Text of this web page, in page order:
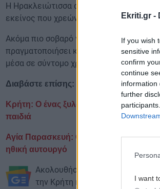
Ekriti.gr -
If you wish
sensitive
confirm
continue
information
further
I want
Η Ηρακλειώτισσα αναρωτιέται ποιος
εκείνος που χρεώνει τον
ΕΟΠΥΥχωρίς
Ακόμα πιο σοβαρό γίνεται το θέμα όταν
πραγματοποιήσει και τώρα με την
μέσα σε σύντομο χρονικό διάστημα.
Διαβάστε επίσης:
Κρήτη: Ο ένας ξυλοκόπησε την πρώην
παιδιά
Αγία Παρασκευή: Ο δολοφόνος του
ηθική αυτουργό
Ακολουθήστε το ekriti.gr στο
την Κρήτη και όχι μόνο.